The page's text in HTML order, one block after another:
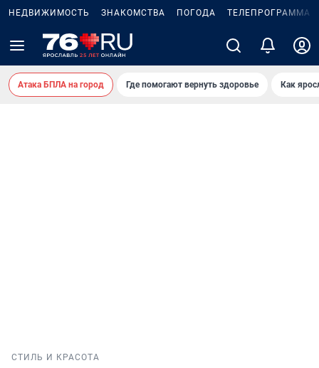
НЕДВИЖИМОСТЬ ЗНАКОМСТВА ПОГОДА ТЕЛЕПРОГРАММА
Атака БПЛА на город Где помогают вернуть здоровье Как
СТИЛЬ И КРАСОТА